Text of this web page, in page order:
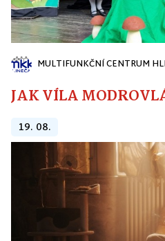
MULTIFUNKČNÍ CENTRUM
JAK VÍLA
19. 08.